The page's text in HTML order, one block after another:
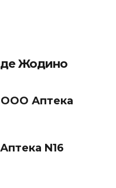
Жодино
Аптека
N16